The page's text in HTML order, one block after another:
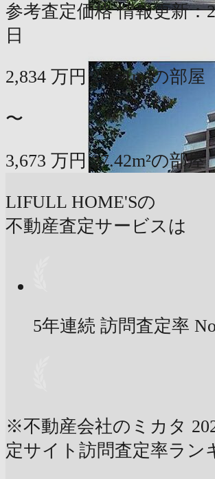
参考査定価格 情報更新：
日
2,834 万円 25.51m²の部屋
〜
3,673 万円 27.42m²の部屋
LIFULL HOME'Sの
不動産査定サービスは
5年連続 訪問査定率
※不動産会社のミカタ
定サイト訪問査定率ラン